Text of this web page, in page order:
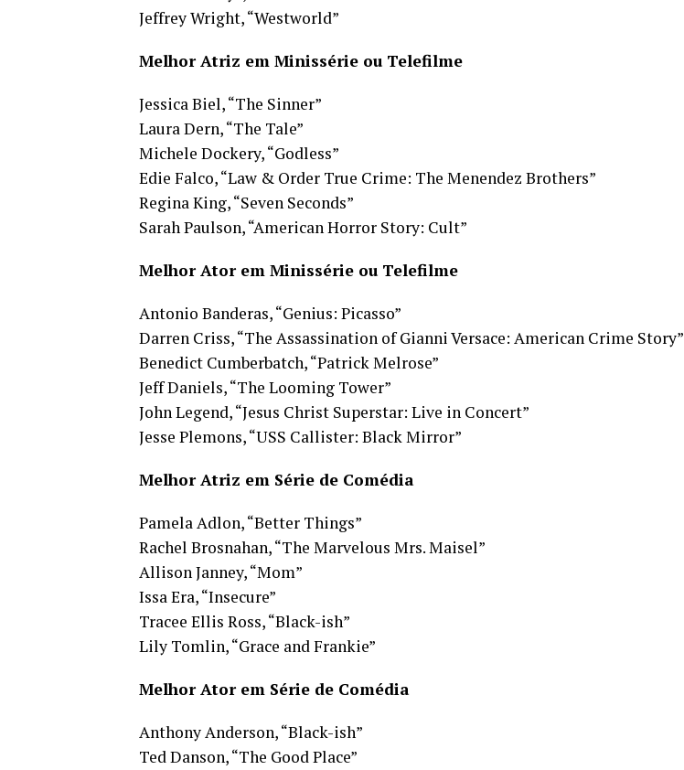
Jeffrey Wright, “Westworld”
Melhor Atriz em Minissérie ou Telefilme
Jessica Biel, “The Sinner”
Laura Dern, “The Tale”
Michele Dockery, “Godless”
Edie Falco, “Law & Order True Crime: The Menendez Brothers”
Regina King, “Seven Seconds”
Sarah Paulson, “American Horror Story: Cult”
Melhor Ator em Minissérie ou Telefilme
Antonio Banderas, “Genius: Picasso”
Darren Criss, “The Assassination of Gianni Versace: American Crime Story”
Benedict Cumberbatch, “Patrick Melrose”
Jeff Daniels, “The Looming Tower”
John Legend, “Jesus Christ Superstar: Live in Concert”
Jesse Plemons, “USS Callister: Black Mirror”
Melhor Atriz em Série de Comédia
Pamela Adlon, “Better Things”
Rachel Brosnahan, “The Marvelous Mrs. Maisel”
Allison Janney, “Mom”
Issa Era, “Insecure”
Tracee Ellis Ross, “Black-ish”
Lily Tomlin, “Grace and Frankie”
Melhor Ator em Série de Comédia
Anthony Anderson, “Black-ish”
Ted Danson, “The Good Place”